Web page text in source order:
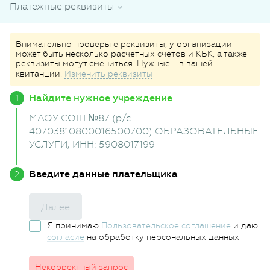
Платежные реквизиты
Внимательно проверьте реквизиты, у организации
может быть несколько расчетных счетов и КБК, а также
реквизиты могут смениться. Нужные - в вашей
квитанции. Изменить реквизиты
Найдите нужное учреждение
МАОУ СОШ №87 (р/с
40703810800016500700) ОБРАЗОВАТЕЛЬНЫЕ
УСЛУГИ, ИНН: 5908017199
Введите данные плательщика
Далее
Я принимаю Пользовательское соглашение и даю
согласие на обработку персональных данных
Некорректный запрос